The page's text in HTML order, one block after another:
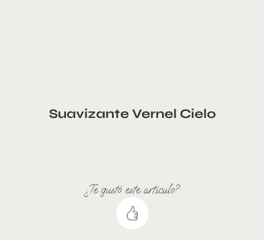
Suavizante Vernel Cielo
¿Te gustó este artículo?